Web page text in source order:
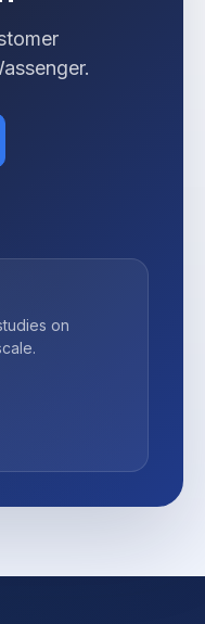
on